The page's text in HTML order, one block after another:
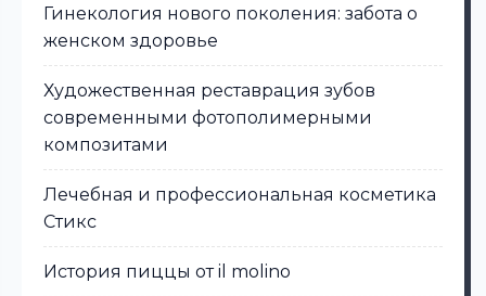
Гинекология нового поколения: забота о
женском здоровье
Художественная реставрация зубов
современными фотополимерными
композитами
Лечебная и профессиональная косметика
Стикс
История пиццы от il molino